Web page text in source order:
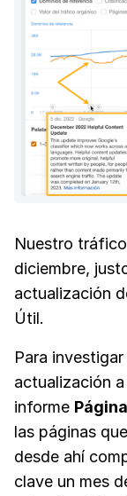
Nuestro
diciembre,
actualización
Útil.
Para
actualización
informe
las páginas
desde ahí
clave un mes